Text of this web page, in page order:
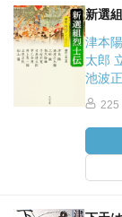
なぁ。。。今
新選
津本
太郎
池波
225